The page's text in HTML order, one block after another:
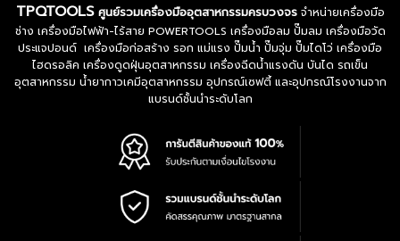
TPQTOOLS ศูนย์รวมเครื่องมืออุตสาหกรรมครบวงจรจำหน่ายเครื่องมือ
ช่าง เครื่องมือไฟฟ้า-ไร้สาย POWERTOOLS เครื่องมือลม ปั๊มลม เครื่องมือวัด
ประแจปอนด์ เครื่องมือก่อสร้าง รอก แม่แรง ปั๊มน้ำ ปั๊มจุ่ม ปั๊มไดโว่ เครื่องมือ
ไฮดรอลิค เครื่องดูดฝุ่นอุตสาหกรรม เครื่องฉีดน้ำแรงดัน บันได รถเข็น
อุตสาหกรรม น้ำยากาวเคมีอุตสาหกรรม อุปกรณ์เซฟตี้ และอุปกรณ์โรงงานจาก
แบรนด์ชั้นนำระดับโลก